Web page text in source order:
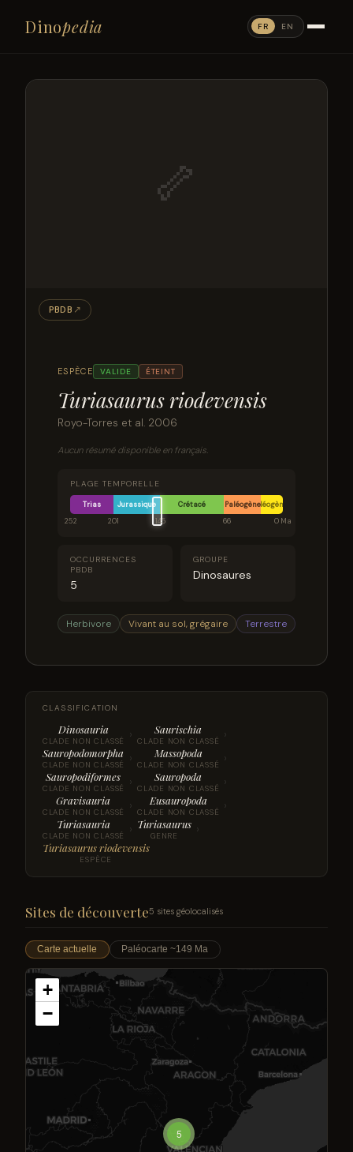
Dinopedia FR EN
ESPÈCE VALIDE ÉTEINT
Turiasaurus riodevensis
Royo-Torres et al. 2006
Aucun résumé disponible en français.
PLAGE TEMPORELLE
Trias Jurassique Crétacé PaléogèneNéogène
252
201 145 66 0 Ma
OCCURRENCES
PBDB
5
GROUPE
Dinosaures
Herbivore Vivant au sol, grégaire Terrestre
🦴
PBDB ↗
CLASSIFICATION
Dinosauria
CLADE NON CLASSÉ › Saurischia
CLADE NON CLASSÉ ›
Sauropodomorpha
CLADE NON CLASSÉ › Massopoda
CLADE NON CLASSÉ ›
Sauropodiformes
CLADE NON CLASSÉ › Sauropoda
CLADE NON CLASSÉ ›
Gravisauria
CLADE NON CLASSÉ › Eusauropoda
CLADE NON CLASSÉ ›
Turiasauria
CLADE NON CLASSÉ › Turiasaurus
GENRE ›
Turiasaurus riodevensis
ESPÈCE
Sites de découverte5 sites géolocalisés
Carte actuelle Paléocarte ~149 Ma
5
+
−